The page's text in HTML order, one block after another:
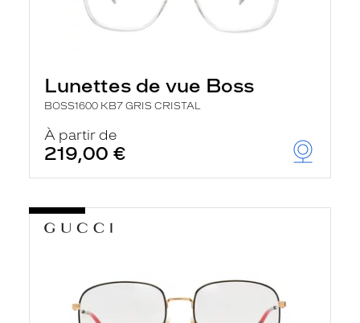
Lunettes de vue Boss
BOSS1600 KB7 GRIS CRISTAL
À partir de
219,00 €